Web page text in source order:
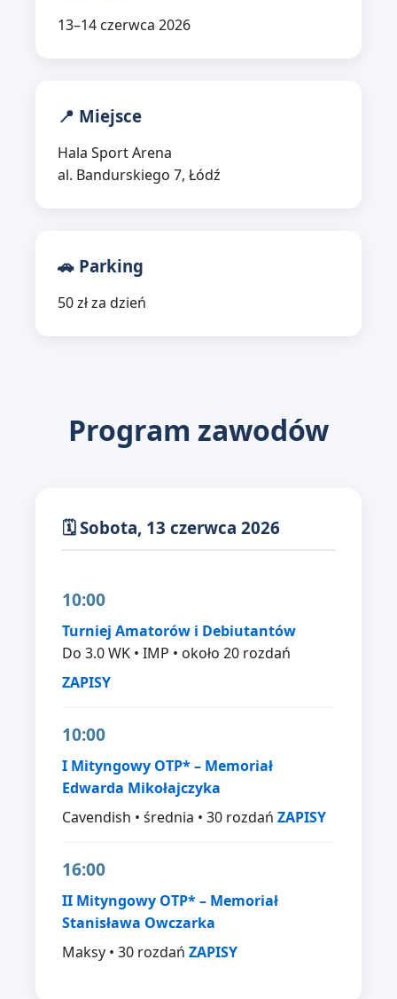
13–14 czerwca 2026
📍 Miejsce
Hala Sport Arena
al. Bandurskiego 7, Łódź
🚗 Parking
50 zł za dzień
Program zawodów
🗓 Sobota, 13 czerwca 2026
10:00
Turniej Amatorów i Debiutantów
Do 3.0 WK • IMP • około 20 rozdań
ZAPISY
10:00
I Mityngowy OTP* – Memoriał
Edwarda Mikołajczyka
Cavendish • średnia • 30 rozdań ZAPISY
16:00
II Mityngowy OTP* – Memoriał
Stanisława Owczarka
Maksy • 30 rozdań ZAPISY